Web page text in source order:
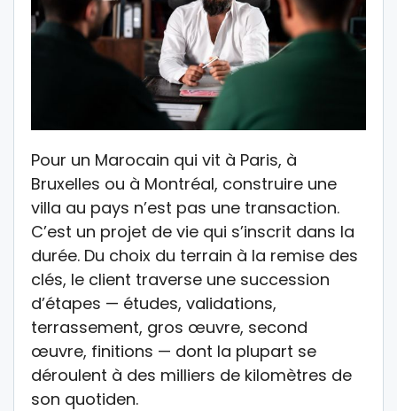
Pour un Marocain qui vit à Paris, à
Bruxelles ou à Montréal, construire une
villa au pays n’est pas une transaction.
C’est un projet de vie qui s’inscrit dans la
durée. Du choix du terrain à la remise des
clés, le client traverse une succession
d’étapes — études, validations,
terrassement, gros œuvre, second
œuvre, finitions — dont la plupart se
déroulent à des milliers de kilomètres de
son quotiden.